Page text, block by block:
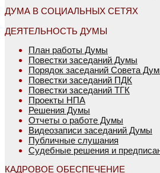
ДУМА В СОЦИАЛЬНЫХ СЕТЯХ
ДЕЯТЕЛЬНОСТЬ ДУМЫ
План работы Думы
Повестки заседаний Думы
Порядок заседаний Совета
Повестки заседаний ПДК
Повестки заседаний ТГК
Проекты НПА
Решения Думы
Отчеты о работе Думы
Видеозаписи заседаний Думы
Публичные слушания
Судебные решения и
КАДРОВОЕ ОБЕСПЕЧЕНИЕ